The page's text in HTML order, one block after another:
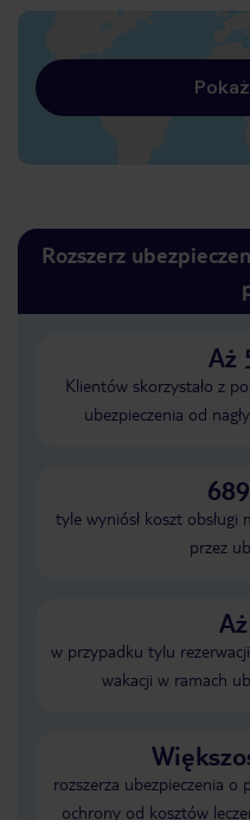
Rozszerz
Aż
Klientów skorzystało z
ubezpieczenia od
tyle wyniósł koszt
przez
w przypadku tylu
wakacji w ramach
rozszerza ubezpieczenia o
ochrony od kosztów